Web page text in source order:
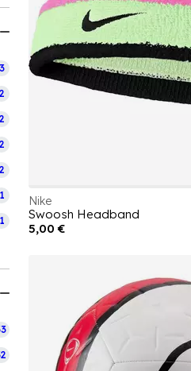
3
2
2
2
2
1
1
Nike
Swoosh Headband
5,00 €